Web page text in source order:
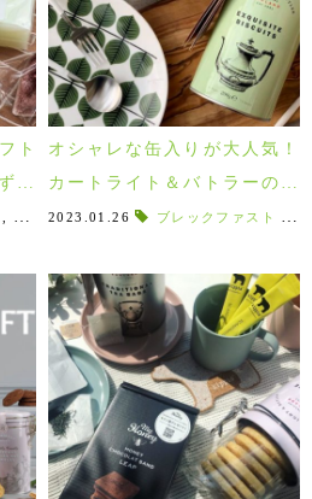
ト
選
ワイルドローズハンドクリーム,ガレット
オシャレな缶入りが大人気！
カートライト＆バトラーのク
ッキーが再入荷しました♪
2023.01.26 ブレックファスト